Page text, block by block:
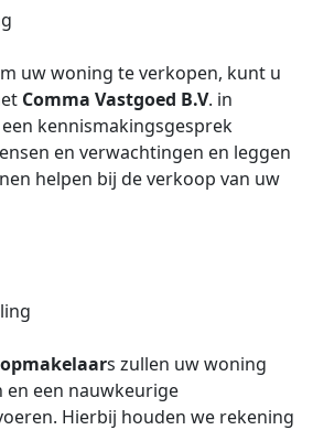
uw woning te verkopen, kunt u
Comma Vastgoed B.V. in
kennismakingsgesprek
en verwachtingen en leggen
helpen bij de verkoop van uw
s zullen uw woning
een nauwkeurige
Hierbij houden we rekening